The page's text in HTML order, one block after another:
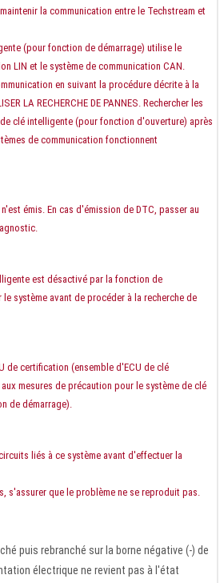
la communication entre le Techstream et
(pour fonction de démarrage) utilise le
LIN et le système de communication CAN.
en suivant la procédure décrite à la
LA RECHERCHE DE PANNES. Rechercher les
clé intelligente (pour fonction d'ouverture) après
de communication fonctionnent
émis. En cas d'émission de DTC, passer au
est désactivé par la fonction de
système avant de procéder à la recherche de
de certification (ensemble d'ECU de clé
mesures de précaution pour le système de clé
de démarrage).
liés à ce système avant d'effectuer la
s'assurer que le problème ne se reproduit pas.
puis rebranché sur la borne négative (-) de
électrique ne revient pas à l'état